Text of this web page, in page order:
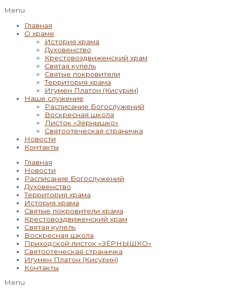
Menu
Главная
О храме
История храма
Духовенство
Крестовоздвиженский храм
Святая купель
Святые покровители
Территория храма
Игумен Платон (Кисурин)
Наше служение
Расписание Богослужений
Воскресная школа
Листок «Зёрнышко»
Святоотеческая страничка
Новости
Контакты
Главная
Новости
Расписание Богослужений
Духовенство
Территория храма
История храма
Святые покровители храма
Крестовоздвиженский храм
Святая купель
Воскресная школа
Приходской листок «ЗЁРНЫШКО»
Святоотеческая страничка
Игумен Платон (Кисурин)
Контакты
Menu